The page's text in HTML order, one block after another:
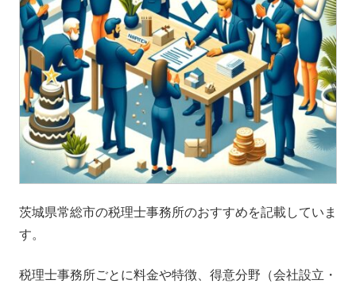
茨城県常総市の税理士事務所のおすすめを記載していま
す。
税理士事務所ごとに料金や特徴、得意分野（会社設立・